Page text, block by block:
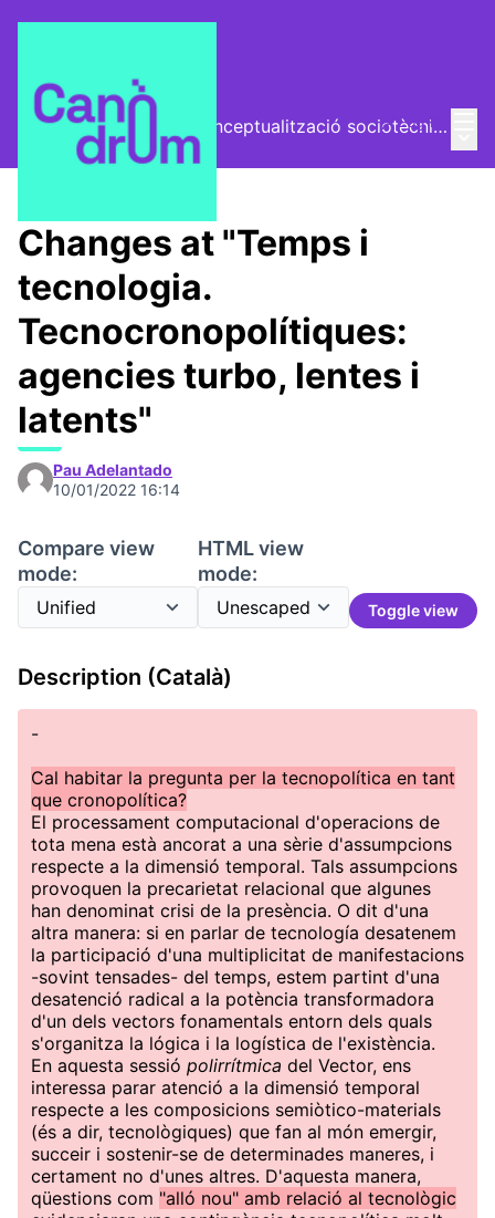
Log inEl Vector (vector de conceptualització sociotècnica)
Trobades
Changes at "Temps i
tecnologia.
Tecnocronopolítiques:
agencies turbo, lentes i
latents"
Pau Adelantado
10/01/2022 16:14
Compare view
mode:
HTML view
mode:
Toggle view
Description (Català)
-
Cal habitar la pregunta per la tecnopolítica en tant
que cronopolítica?
El processament computacional d'operacions de
tota mena està ancorat a una sèrie d'assumpcions
respecte a la dimensió temporal. Tals assumpcions
provoquen la precarietat relacional que algunes
han denominat crisi de la presència. O dit d'una
altra manera: si en parlar de tecnología desatenem
la participació d'una multiplicitat de manifestacions
-sovint tensades- del temps, estem partint d'una
desatenció radical a la potència transformadora
d'un dels vectors fonamentals entorn dels quals
s'organitza la lógica i la logística de l'existència.
En aquesta sessió polirrítmica del Vector, ens
interessa parar atenció a la dimensió temporal
respecte a les composicions semiòtico-materials
(és a dir, tecnològiques) que fan al món emergir,
succeir i sostenir-se de determinades maneres, i
certament no d'unes altres. D'aquesta manera,
qüestions com "alló nou" amb relació al tecnològic